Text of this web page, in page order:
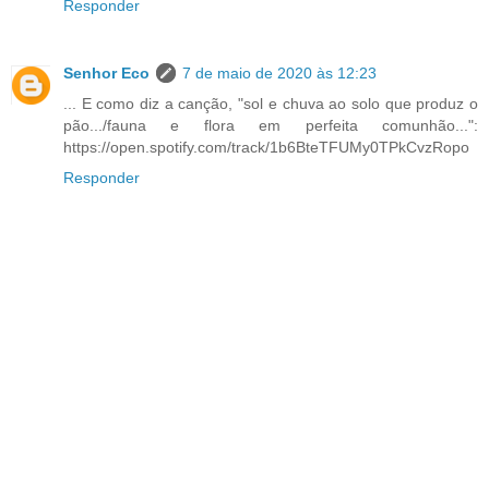
Responder
Senhor Eco
7 de maio de 2020 às 12:23
... E como diz a canção, "sol e chuva ao solo que produz o
pão.../fauna e flora em perfeita comunhão...":
https://open.spotify.com/track/1b6BteTFUMy0TPkCvzRopo
Responder